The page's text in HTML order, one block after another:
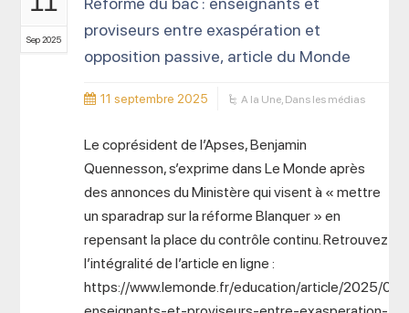
Sep 2025
proviseurs entre exaspération et
opposition passive, article du Monde
11 septembre 2025 A la Une, Dans les médias
Le coprésident de l’Apses, Benjamin
Quennesson, s’exprime dans Le Monde après
des annonces du Ministère qui visent à « mettre
un sparadrap sur la réforme Blanquer » en
repensant la place du contrôle continu. Retrouvez
l’intégralité de l’article en ligne :
https://www.lemonde.fr/education/article/2025/